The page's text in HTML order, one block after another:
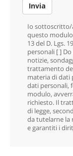
Invia
Io sottoscritto/
questo
13 del D. Lgs.
personali [ ]
notizie,
trattamento
materia di dati
dati personali,
modulo,
richiesto. Il
di legge,
da tutelarne la
e garantiti i